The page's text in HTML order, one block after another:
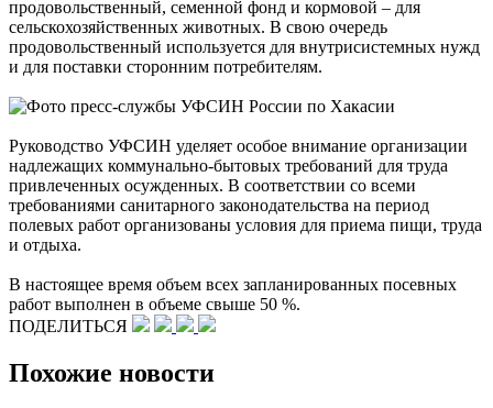
продовольственный, семенной фонд и кормовой – для
сельскохозяйственных животных. В свою очередь
продовольственный используется для внутрисистемных нужд
и для поставки сторонним потребителям.
Руководство УФСИН уделяет особое внимание организации
надлежащих коммунально-бытовых требований для труда
привлеченных осужденных. В соответствии со всеми
требованиями санитарного законодательства на период
полевых работ организованы условия для приема пищи, труда
и отдыха.
В настоящее время объем всех запланированных посевных
работ выполнен в объеме свыше 50 %.
ПОДЕЛИТЬСЯ
Похожие новости